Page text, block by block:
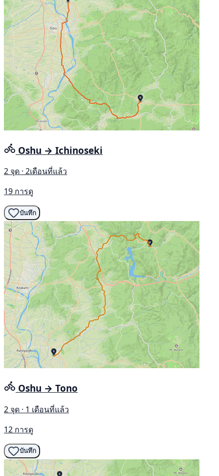
Oshu → Ichinoseki
2 จุด · 2เดือนที่แล้ว
19 การดู
บันทึก
Oshu → Tono
2 จุด · 1 เดือนที่แล้ว
12 การดู
บันทึก